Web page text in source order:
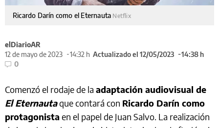
Ricardo Darín como el Eternauta Netflix
elDiarioAR
12 de mayo de 2023
14:32 h Actualizado el 12/05/2023
14:38 h
0
Comenzó el rodaje de la adaptación audiovisual de
El Eternautaque contará con Ricardo Darín como
protagonista en el papel de Juan Salvo. La realización